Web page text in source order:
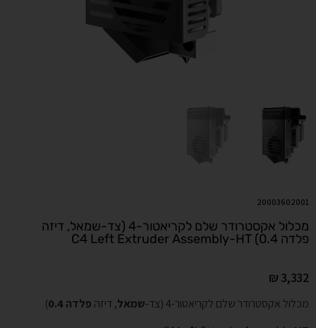
20003602001
מכלול אקסטרודר שלם לקריאטור-4 (צד-שמאל, דיזה
פלדה 0.4) C4 Left Extruder Assembly-HT
₪ 3,332
מכלול אקסטרודר שלם לקריאטור-4 (צד- שמאל, דיזה פלדה 0.4
)